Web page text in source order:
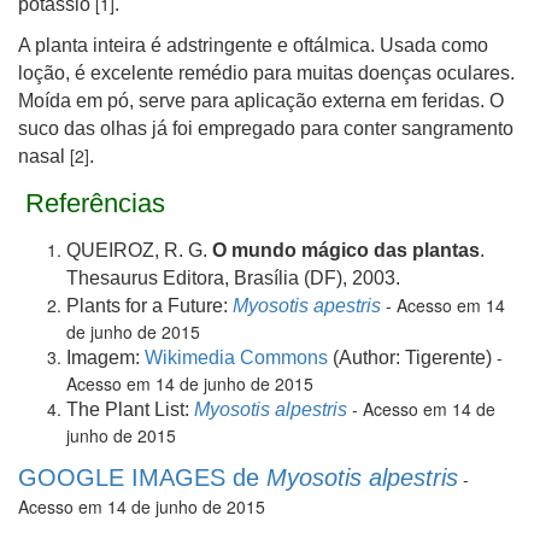
potássio
.
A planta inteira é adstringente e oftálmica. Usada como
loção, é excelente remédio para muitas doenças oculares.
Moída em pó, serve para aplicação externa em feridas. O
suco das olhas já foi empregado para conter sangramento
nasal [2].
Referências
QUEIROZ, R. G. O mundo mágico das plantas.
Thesaurus Editora, Brasília (DF), 2003.
Plants for a Future: Myosotis apestris - Acesso em 14
de junho de 2015
Imagem: Wikimedia Commons (Author: Tigerente) -
Acesso em 14 de junho de 2015
The Plant List: Myosotis alpestris - Acesso em 14 de
junho de 2015
GOOGLE IMAGES de Myosotis alpestris -
Acesso em 14 de junho de 2015